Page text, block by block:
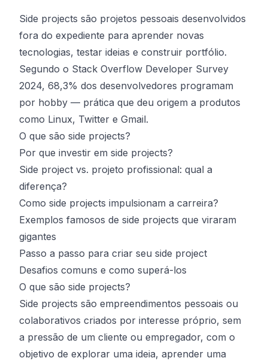
Side projects são projetos pessoais desenvolvidos
fora do expediente para aprender novas
tecnologias, testar ideias e construir portfólio.
Segundo o Stack Overflow Developer Survey
2024, 68,3% dos desenvolvedores programam
por hobby — prática que deu origem a produtos
como Linux, Twitter e Gmail.
O que são side projects?
Por que investir em side projects?
Side project vs. projeto profissional: qual a
diferença?
Como side projects impulsionam a carreira?
Exemplos famosos de side projects que viraram
gigantes
Passo a passo para criar seu side project
Desafios comuns e como superá-los
O que são side projects?
Side projects são empreendimentos pessoais ou
colaborativos criados por interesse próprio, sem
a pressão de um cliente ou empregador, com o
objetivo de explorar uma ideia, aprender uma